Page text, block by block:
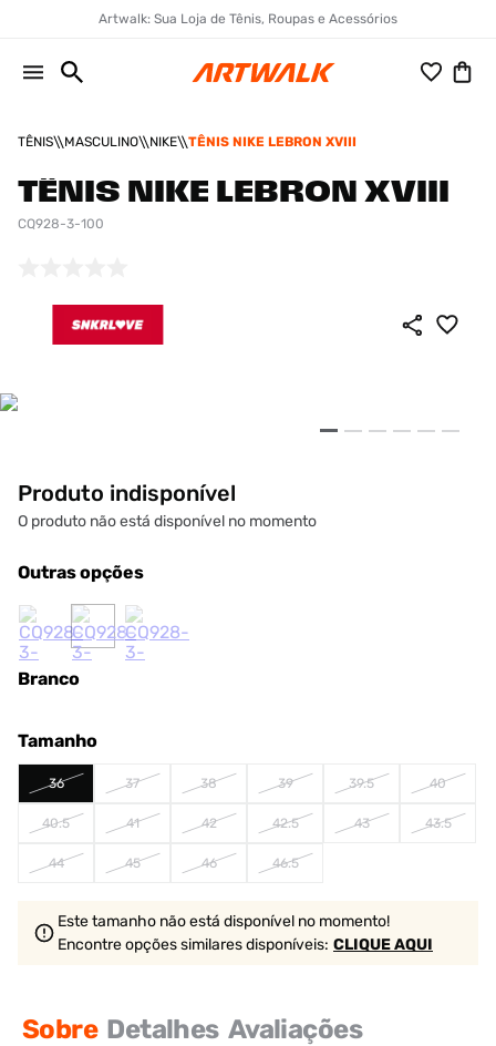
Artwalk: Sua Loja de Tênis, Roupas e Acessórios
TÊNIS MASCULINO NIKE TÊNIS NIKE LEBRON XVIII
TÊNIS NIKE LEBRON XVIII
CQ928-3-100
Produto indisponível
O produto não está disponível no momento
Outras opções
Branco
Tamanho
36 37 38 39 39.5 40
40.5 41 42 42.5 43 43.5
44 45 46 46.5
Este tamanho não está disponível no momento!
Encontre opções similaresdisponíveis: CLIQUE AQUI
Sobre Detalhes Avaliações